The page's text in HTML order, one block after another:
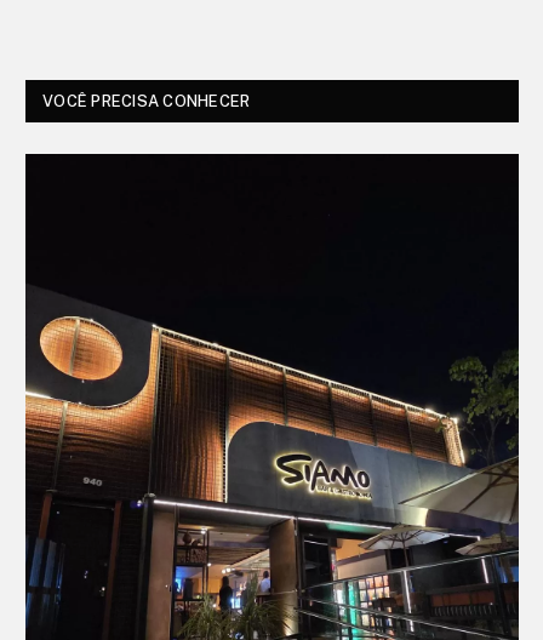
VOCÊ PRECISA CONHECER